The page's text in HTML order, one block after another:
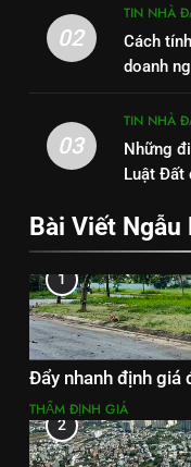
02
TIN NHÀ
Cách
doanh
03
TIN NHÀ
Những
Luật Đất
Bài Viết Ngẫu
1
Đẩy nhanh định giá
THẨM ĐỊNH GIÁ
2